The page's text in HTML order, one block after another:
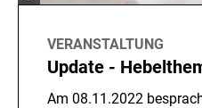
VERANSTALTUNG
Update -
Am 08.11.2022